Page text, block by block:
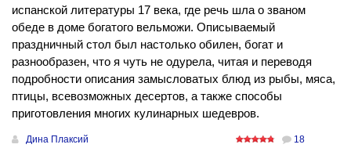
испанской литературы 17 века, где речь шла о званом
обеде в доме богатого вельможи. Описываемый
праздничный стол был настолько обилен, богат и
разнообразен, что я чуть не одурела, читая и переводя
подробности описания замысловатых блюд из рыбы, мяса,
птицы, всевозможных десертов, а также способы
приготовления многих кулинарных шедевров.
Дина Плаксий 18